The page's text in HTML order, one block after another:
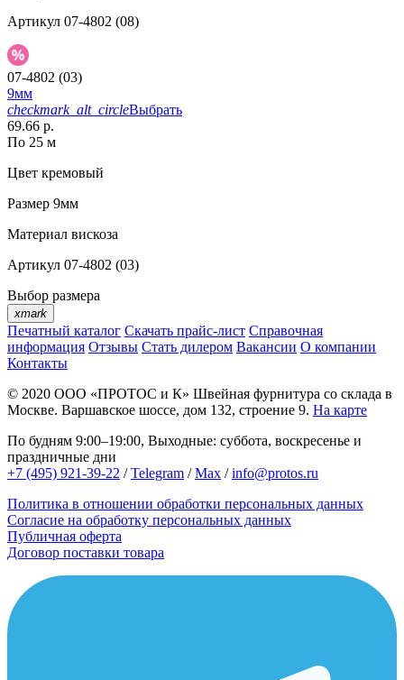
Артикул 07-4802 (08)
07-4802 (03)
9мм
checkmark_alt_circleВыбрать
69.66 р.
По 25 м
Цвет кремовый
Размер 9мм
Материал вискоза
Артикул 07-4802 (03)
Выбор размера
xmark
Печатный каталог Скачать прайс-лист Справочная
информация Отзывы Стать дилером Вакансии О компании
Контакты
© 2020 ООО «ПРОТОС и К» Швейная фурнитура со склада в
Москве. Варшавское шоссе, дом 132, строение 9. На карте
По будням 9:00–19:00, Выходные: суббота, воскресенье и
праздничные дни
+7 (495) 921-39-22 /Telegram /Max /info@protos.ru
Политика в отношении обработки персональных данных
Согласие на обработку персональных данных
Публичная оферта
Договор поставки товара